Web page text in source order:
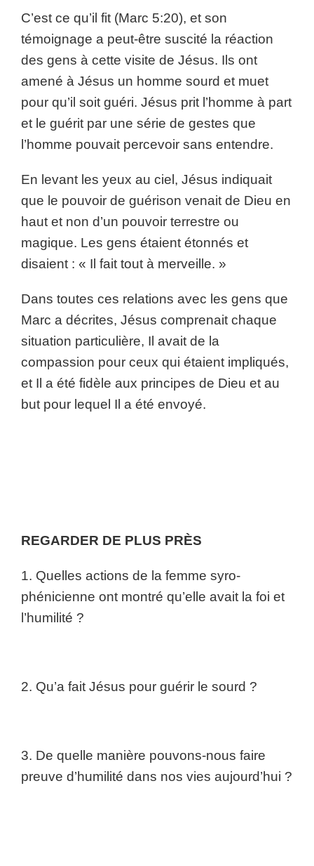
C’est ce qu’il fit (Marc 5:20), et son
témoignage a peut-être suscité la réaction
des gens à cette visite de Jésus. Ils ont
amené à Jésus un homme sourd et muet
pour qu’il soit guéri. Jésus prit l’homme à part
et le guérit par une série de gestes que
l’homme pouvait percevoir sans entendre.
En levant les yeux au ciel, Jésus indiquait
que le pouvoir de guérison venait de Dieu en
haut et non d’un pouvoir terrestre ou
magique. Les gens étaient étonnés et
disaient : « Il fait tout à merveille. »
Dans toutes ces relations avec les gens que
Marc a décrites, Jésus comprenait chaque
situation particulière, Il avait de la
compassion pour ceux qui étaient impliqués,
et Il a été fidèle aux principes de Dieu et au
but pour lequel Il a été envoyé.
REGARDER DE PLUS PRÈS
1. Quelles actions de la femme syro-
phénicienne ont montré qu’elle avait la foi et
l’humilité ?
2. Qu’a fait Jésus pour guérir le sourd ?
3. De quelle manière pouvons-nous faire
preuve d’humilité dans nos vies aujourd’hui ?